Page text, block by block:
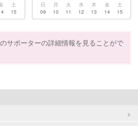
土
15
日
09
月
10
火
11
水
12
木
13
金
14
土
15
サポーターの詳細情報を見ることがで